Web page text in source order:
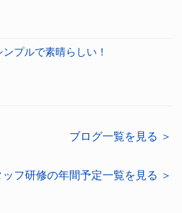
プルで素晴らしい！
ブログ一覧を見る ＞
ッフ研修の年間予定一覧を見る ＞